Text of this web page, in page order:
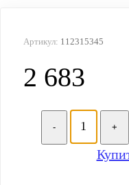
Артикул: 112315345
2 683
- +